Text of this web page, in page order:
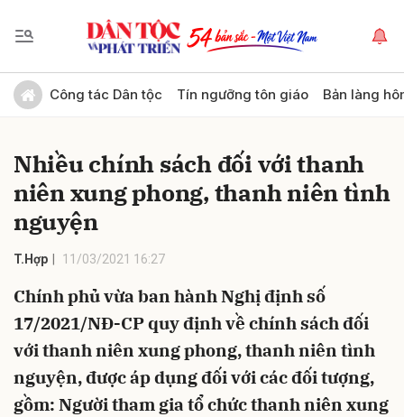
Công tác Dân tộc Tín ngưỡng tôn giáo Bản làng
Nhiều chính sách đối với thanh
niên xung phong, thanh niên tình
nguyện
T.Hợp 11/03/2021 16:27
Chính phủ vừa ban hành Nghị định số
17/2021/NĐ-CP quy định về chính sách đối
với thanh niên xung phong, thanh niên tình
nguyện, được áp dụng đối với các đối tượng,
gồm: Người tham gia tổ chức thanh niên xung
Gửi bình luận